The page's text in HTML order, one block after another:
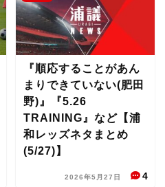
『順応することがあん
まりできていない(肥田
野)』『5.26
TRAINING』など【浦
和レッズネタまとめ
(5/27)】
2026年5月27日 4